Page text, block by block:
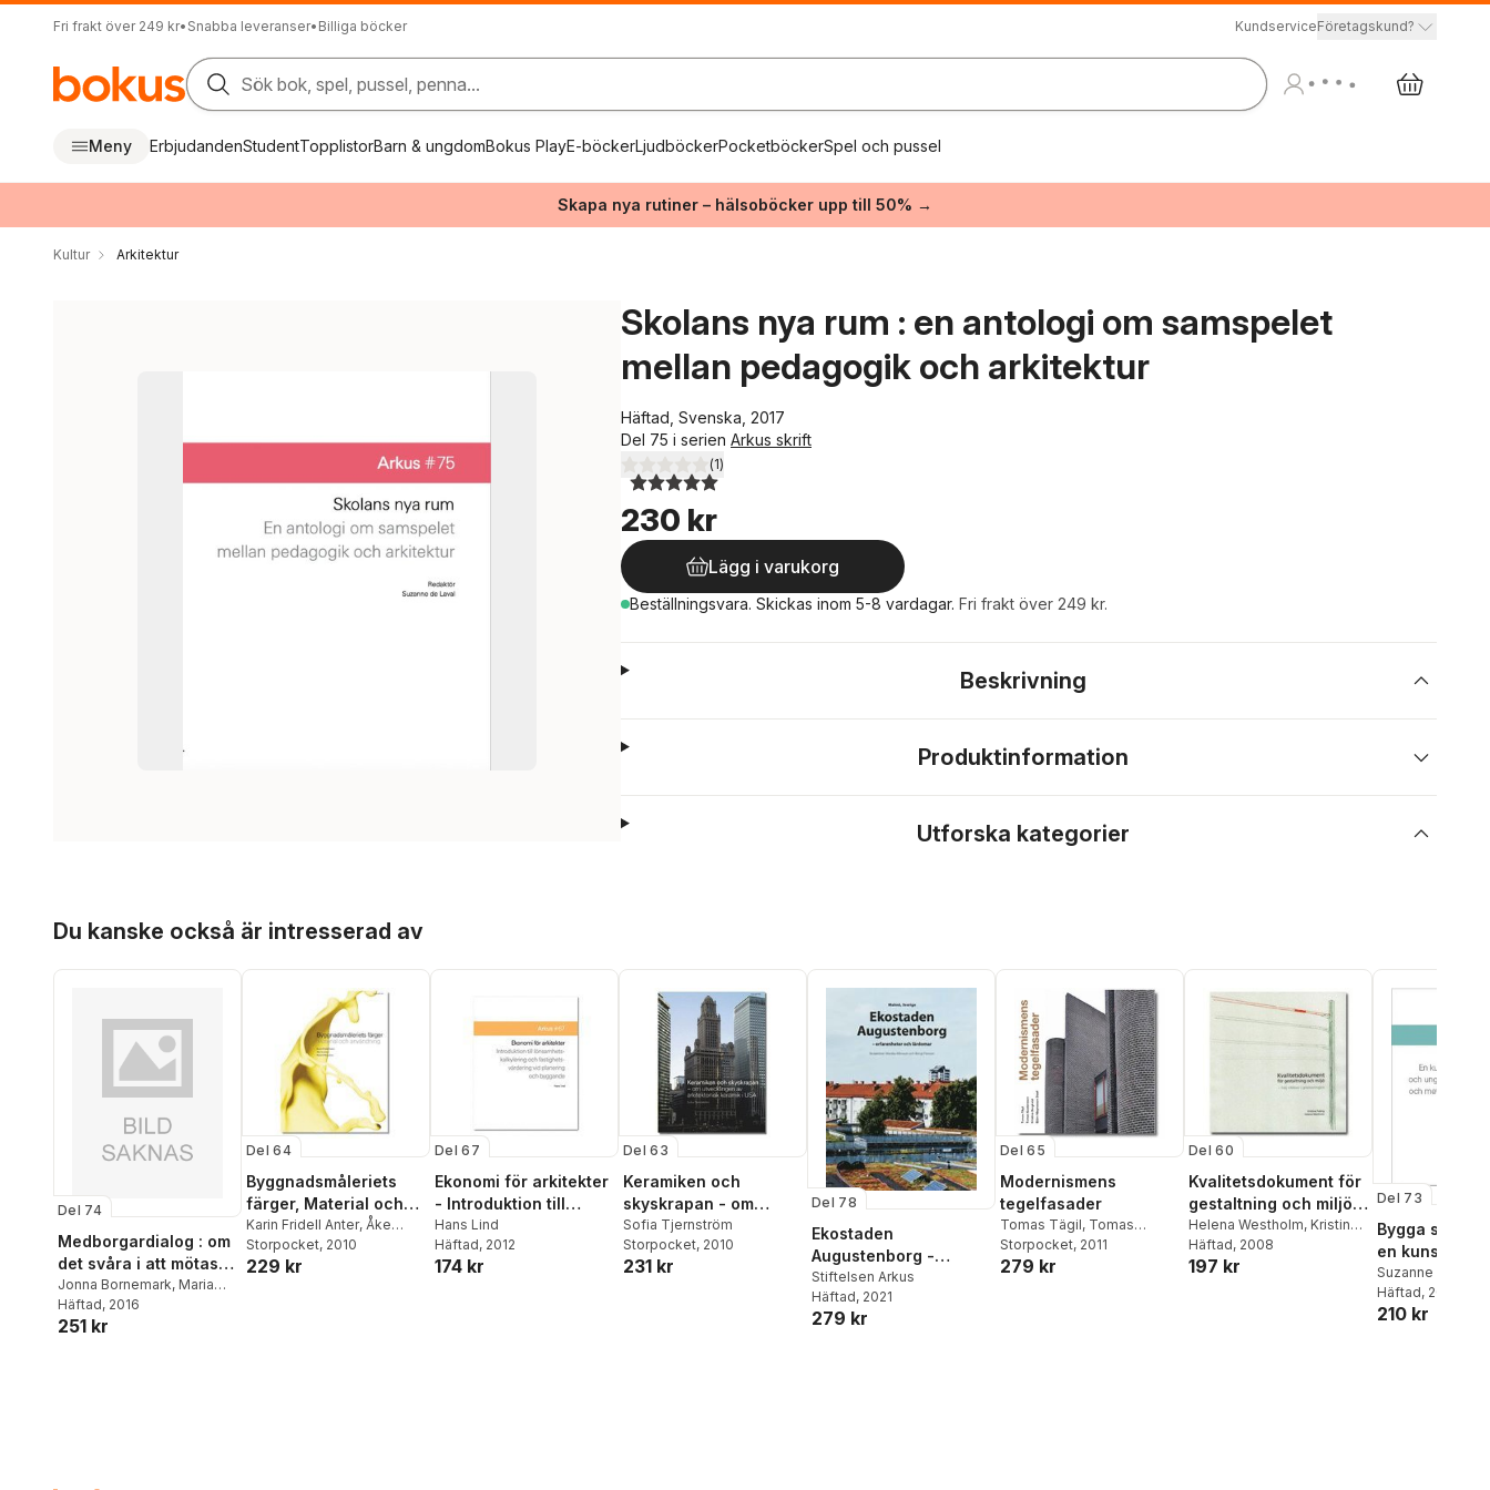
Fri frakt över 249 kr• Snabba leveranser• Billiga böcker KundserviceFöretagskund?
Sök bok, spel, pussel, penna...
Meny ErbjudandenStudentTopplistorBarn & ungdomBokus PlayE-böckerLjudböckerPocketböckerSpel och pussel
Skapa nya rutiner – hälsoböcker upp till 50% →
Kultur Arkitektur
Skolans nya rum : en antologi om samspelet
mellan pedagogik och arkitektur
Häftad, Svenska, 2017
Del 75 i serien Arkus skrift
5,0utav 5 stjärnor. Totalt antal röster:
(1)
230 kr
Lägg i varukorg
Beställningsvara. Skickas inom 5-8 vardagar. Fri frakt över 249 kr.
Beskrivning
Produktinformation
Utforska kategorier
Du kanske också är intresserad av
Del 74
Medborgardialog : om
det svåra i att mötas -
praktikers reflektioner
om ett av demokratins
viktigaste verktyg
Jonna Bornemark, Maria
Borup,Kristina Sandberg
Sarah Degerhammar
Häftad, 2016
251 kr
Del 64
Byggnadsmåleriets
färger, Material och
användning
Karin Fridell Anter, Åke
Svedmyr,Henrik Wannfors
Storpocket, 2010
229 kr
Del 67
Ekonomi för arkitekter
- Introduktion till
lönsamhetskalkyler
och
fastighetsutvärdering
Hans Lind
Häftad, 2012
174 kr
Del 63
Keramiken och
skyskrapan - om
utvecklingen av
arkitektonisk keramik i
USA
Sofia Tjernström
Storpocket, 2010
231 kr
Del 78
Ekostaden
Augustenborg -
erfarenheter och
lärdomar
Stiftelsen Arkus
Häftad, 2021
279 kr
Del 65
Modernismens
tegelfasader
Tomas Tägil, Tomas
Gustavsson ,Kristina
Bergkvist
Storpocket, 2011
279 kr
Del 60
Kvalitetsdokument för
gestaltning och miljö :
höj ribban i
planeringen
Helena Westholm, Kristina
Tidäng
Häftad, 2008
197 kr
Del 73
Bygga stad
en
om barn och
ungdomar,
stadsmljöer
Suzanne de
Häftad, 2015
210 kr